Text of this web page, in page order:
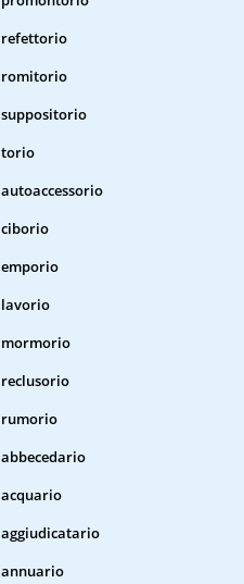
refettorio
romitorio
suppositorio
torio
autoaccessorio
ciborio
emporio
lavorio
mormorio
reclusorio
rumorio
abbecedario
acquario
aggiudicatario
annuario